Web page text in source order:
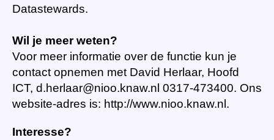
Datastewards.
Wil je meer weten?
Voor meer informatie over de functie kun je
contact opnemen met David Herlaar, Hoofd
ICT, d.herlaar@nioo.knaw.nl 0317-473400. Ons
website-adres is: http://www.nioo.knaw.nl.
Interesse?